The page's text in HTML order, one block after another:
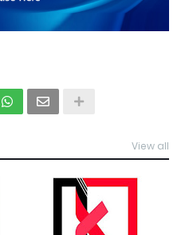
View all